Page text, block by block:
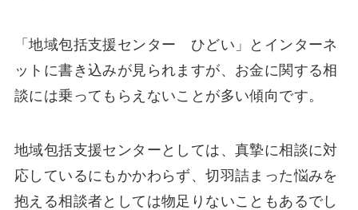
「地域包括支援センター ひどい」とインターネ
ットに書き込みが見られますが、お金に関する相
談には乗ってもらえないことが多い傾向です。
地域包括支援センターとしては、真摯に相談に対
応しているにもかかわらず、切羽詰まった悩みを
抱える相談者としては物足りないこともあるでし